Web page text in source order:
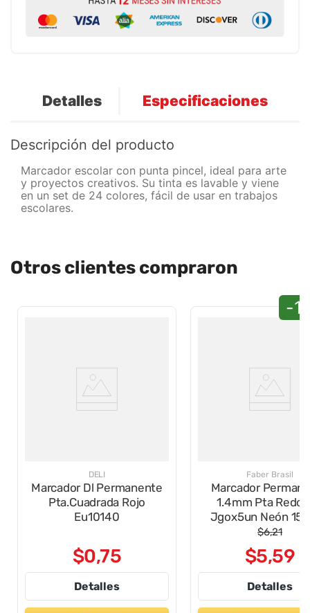
Detalles Especificaciones
Descripción del producto
Marcador escolar con punta pincel, ideal para arte
y proyectos creativos. Su tinta es lavable y viene
en un set de 24 colores, fácil de usar en trabajos
escolares.
Otros clientes compraron
DELI
Marcador Dl Permanente
Pta.Cuadrada Rojo
Eu10140
$0,75
Detalles
-
Faber Brasil
Marcador
1.4mm Pta
Jgox5un Neón
$6,21
$5,59
Detalles